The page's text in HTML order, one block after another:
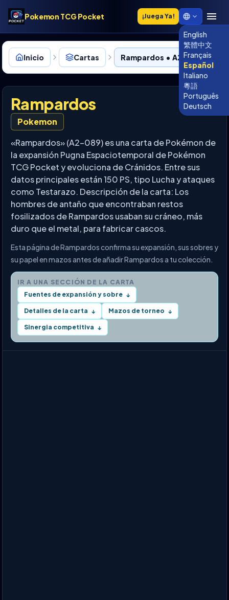
Pokemon TCG Pocket ¡Juega Ya!
English
繁體中文
Français
Español
Italiano
粵語
Português
Deutsch
Inicio Cartas Rampardos • A2-089
Rampardos
Pokemon
«Rampardos» (A2-089) es una carta de Pokémon de
la expansión Pugna Espaciotemporal de Pokémon
TCG Pocket y evoluciona de Cránidos. Entre sus
datos principales están 150 PS, tipo Lucha y ataques
como Testarazo. Descripción de la carta: Los
hombres de antaño que encontraban restos
fosilizados de Rampardos usaban su cráneo, más
duro que el metal, para fabricar cascos.
Esta página de Rampardos confirma su expansión, sus sobres y
su papel en mazos antes de añadir Rampardos a tu colección.
IR A UNA SECCIÓN DE LA CARTA
Fuentes de expansión y sobre ↓
Detalles de la carta ↓ Mazos de torneo ↓
Sinergia competitiva ↓